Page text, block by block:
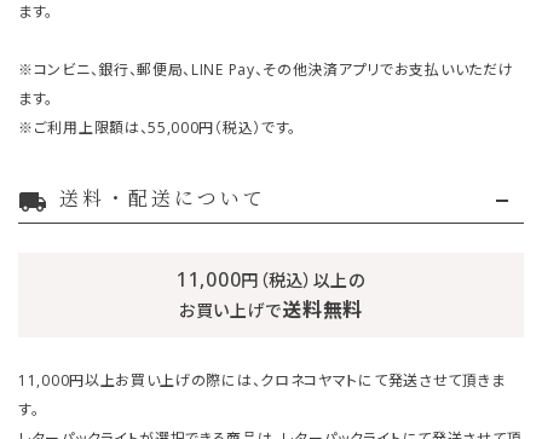
ます。
※コンビニ、銀行、郵便局、LINE Pay、その他決済アプリでお支払いいただけ
ます。
※ご利用上限額は、55,000円（税込）です。
local_shipping 送料・配送について
11,000円（税込）以上の
お買い上げで送料無料
11,000円以上お買い上げの際には、クロネコヤマトにて発送させて頂きま
す。